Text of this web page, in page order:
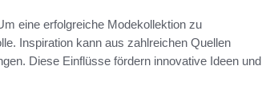
eine erfolgreiche Modekollektion zu
Inspiration kann aus zahlreichen Quellen
Diese Einflüsse fördern innovative Ideen und